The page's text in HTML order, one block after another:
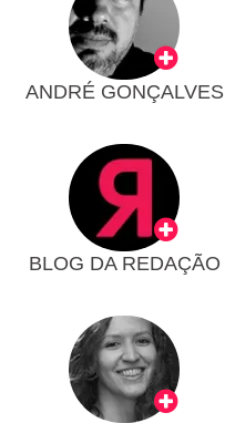
ANDRÉ GONÇALVES
BLOG DA REDAÇÃO